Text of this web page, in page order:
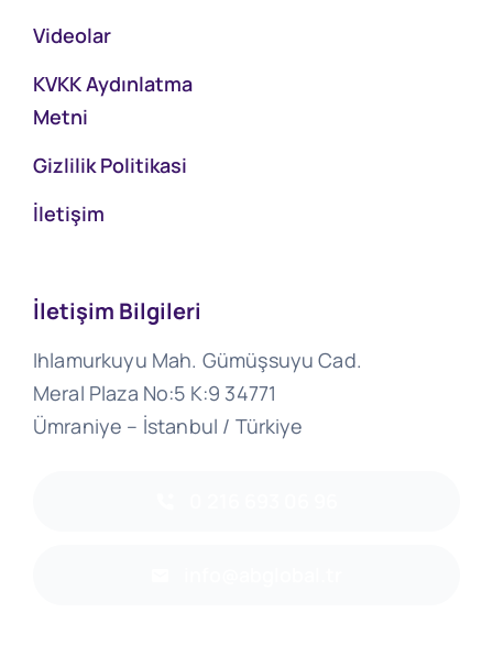
Videolar
KVKK Aydınlatma
Metni
Gizlilik Politikasi
İletişim
İletişim Bilgileri
Ihlamurkuyu Mah. Gümüşsuyu Cad.
Meral Plaza No:5 K:9 34771
Ümraniye – İstanbul / Türkiye